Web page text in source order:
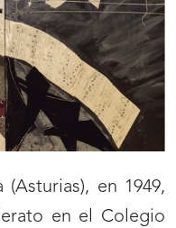
en 1949,
en el Colegio